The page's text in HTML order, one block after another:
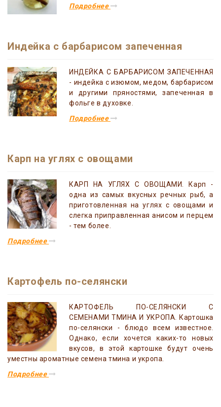
Подробнее
Индейка с барбарисом запеченная
ИНДЕЙКА С БАРБАРИСОМ ЗАПЕЧЕННАЯ
- индейка с изюмом, медом, барбарисом
и другими пряностями, запеченная в
фольге в духовке.
Подробнее
Карп на углях с овощами
КАРП НА УГЛЯХ С ОВОЩАМИ. Карп -
одна из самых вкусных речных рыб, а
приготовленная на углях с овощами и
слегка приправленная анисом и перцем
- тем более.
Подробнее
Картофель по-селянски
КАРТОФЕЛЬ ПО-СЕЛЯНСКИ С
СЕМЕНАМИ ТМИНА И УКРОПА. Картошка
по-селянски - блюдо всем известное.
Однако, если хочется каких-то новых
вкусов, в этой картошке будут очень
уместны ароматные семена тмина и укропа.
Подробнее